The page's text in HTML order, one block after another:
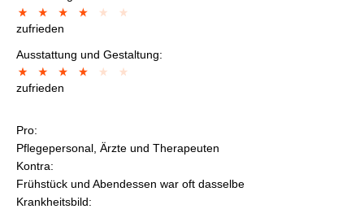
zufrieden
Ausstattung und Gestaltung:
zufrieden
Pro:
Pflegepersonal, Ärzte und Therapeuten
Kontra:
Frühstück und Abendessen war oft dasselbe
Krankheitsbild: